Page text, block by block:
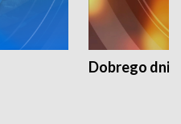
Dobrego dnia